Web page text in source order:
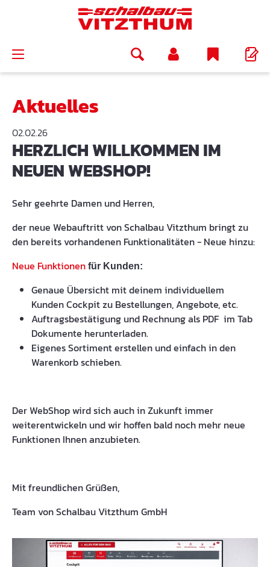
Aktuelles
02.02.26
HERZLICH WILLKOMMEN IM
NEUEN WEBSHOP!
Sehr geehrte Damen und Herren,
der neue Webauftritt von Schalbau Vitzthum bringt zu
den bereits vorhandenen Funktionalitäten - Neue hinzu:
Neue Funktionen für Kunden:
Genaue Übersicht mit deinem individuellem
Kunden Cockpit zu Bestellungen, Angebote, etc.
Auftragsbestätigung und Rechnung als PDF im Tab
Dokumente herunterladen.
Eigenes Sortiment erstellen und einfach in den
Warenkorb schieben.
Der WebShop wird sich auch in Zukunft immer
weiterentwickeln und wir hoffen bald noch mehr neue
Funktionen Ihnen anzubieten.
Mit freundlichen Grüßen,
Team von Schalbau Vitzthum GmbH
Bildergalerie überspringen